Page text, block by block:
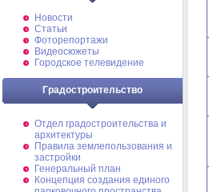
Новости
Статьи
Фоторепортажи
Видеосюжеты
Городское телевидение
Градостроительство
Отдел градостроительства и
архитектуры
Правила землепользования и
застройки
Генеральный план
Концепция создания единого